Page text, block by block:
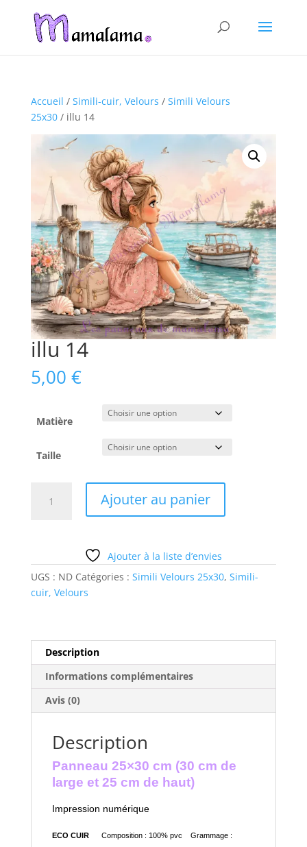
Accueil / Simili-cuir, Velours / Simili Velours
25x30/ illu 14
illu 14
5,00 €
Matière
Taille
Ajouter au panier
Ajouter à la liste d’envies
UGS : ND Catégories : Simili Velours 25x30, Simili-
cuir, Velours
Description
Informations complémentaires
Avis (0)
Description
Panneau 25×30 cm (30 cm de
large et 25 cm de haut)
Impression numérique
ECO CUIR Composition : 100% pvc Grammage :